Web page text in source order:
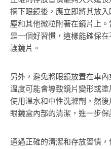
摘下眼鏡後，應立即將其放
塵和其他微粒附著在鏡片上
是一個好習慣，這樣能確保
護鏡片。
另外，避免將眼鏡放置在車
溫度可能會導致鏡片變形或
使用溫水和中性洗滌劑，然
眼鏡盒內部的清潔，進一步保
通過正確的清潔和存放習慣